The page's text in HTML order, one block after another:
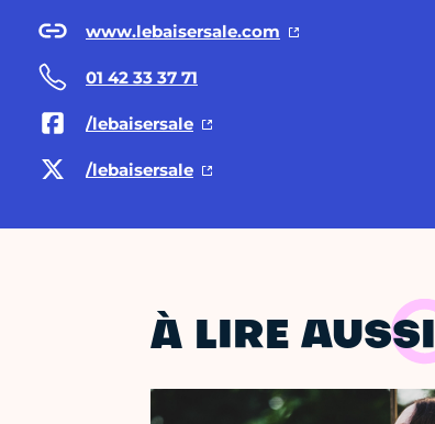
www.lebaisersale.com
01 42 33 37 71
/lebaisersale
/lebaisersale
À LIRE AUSSI